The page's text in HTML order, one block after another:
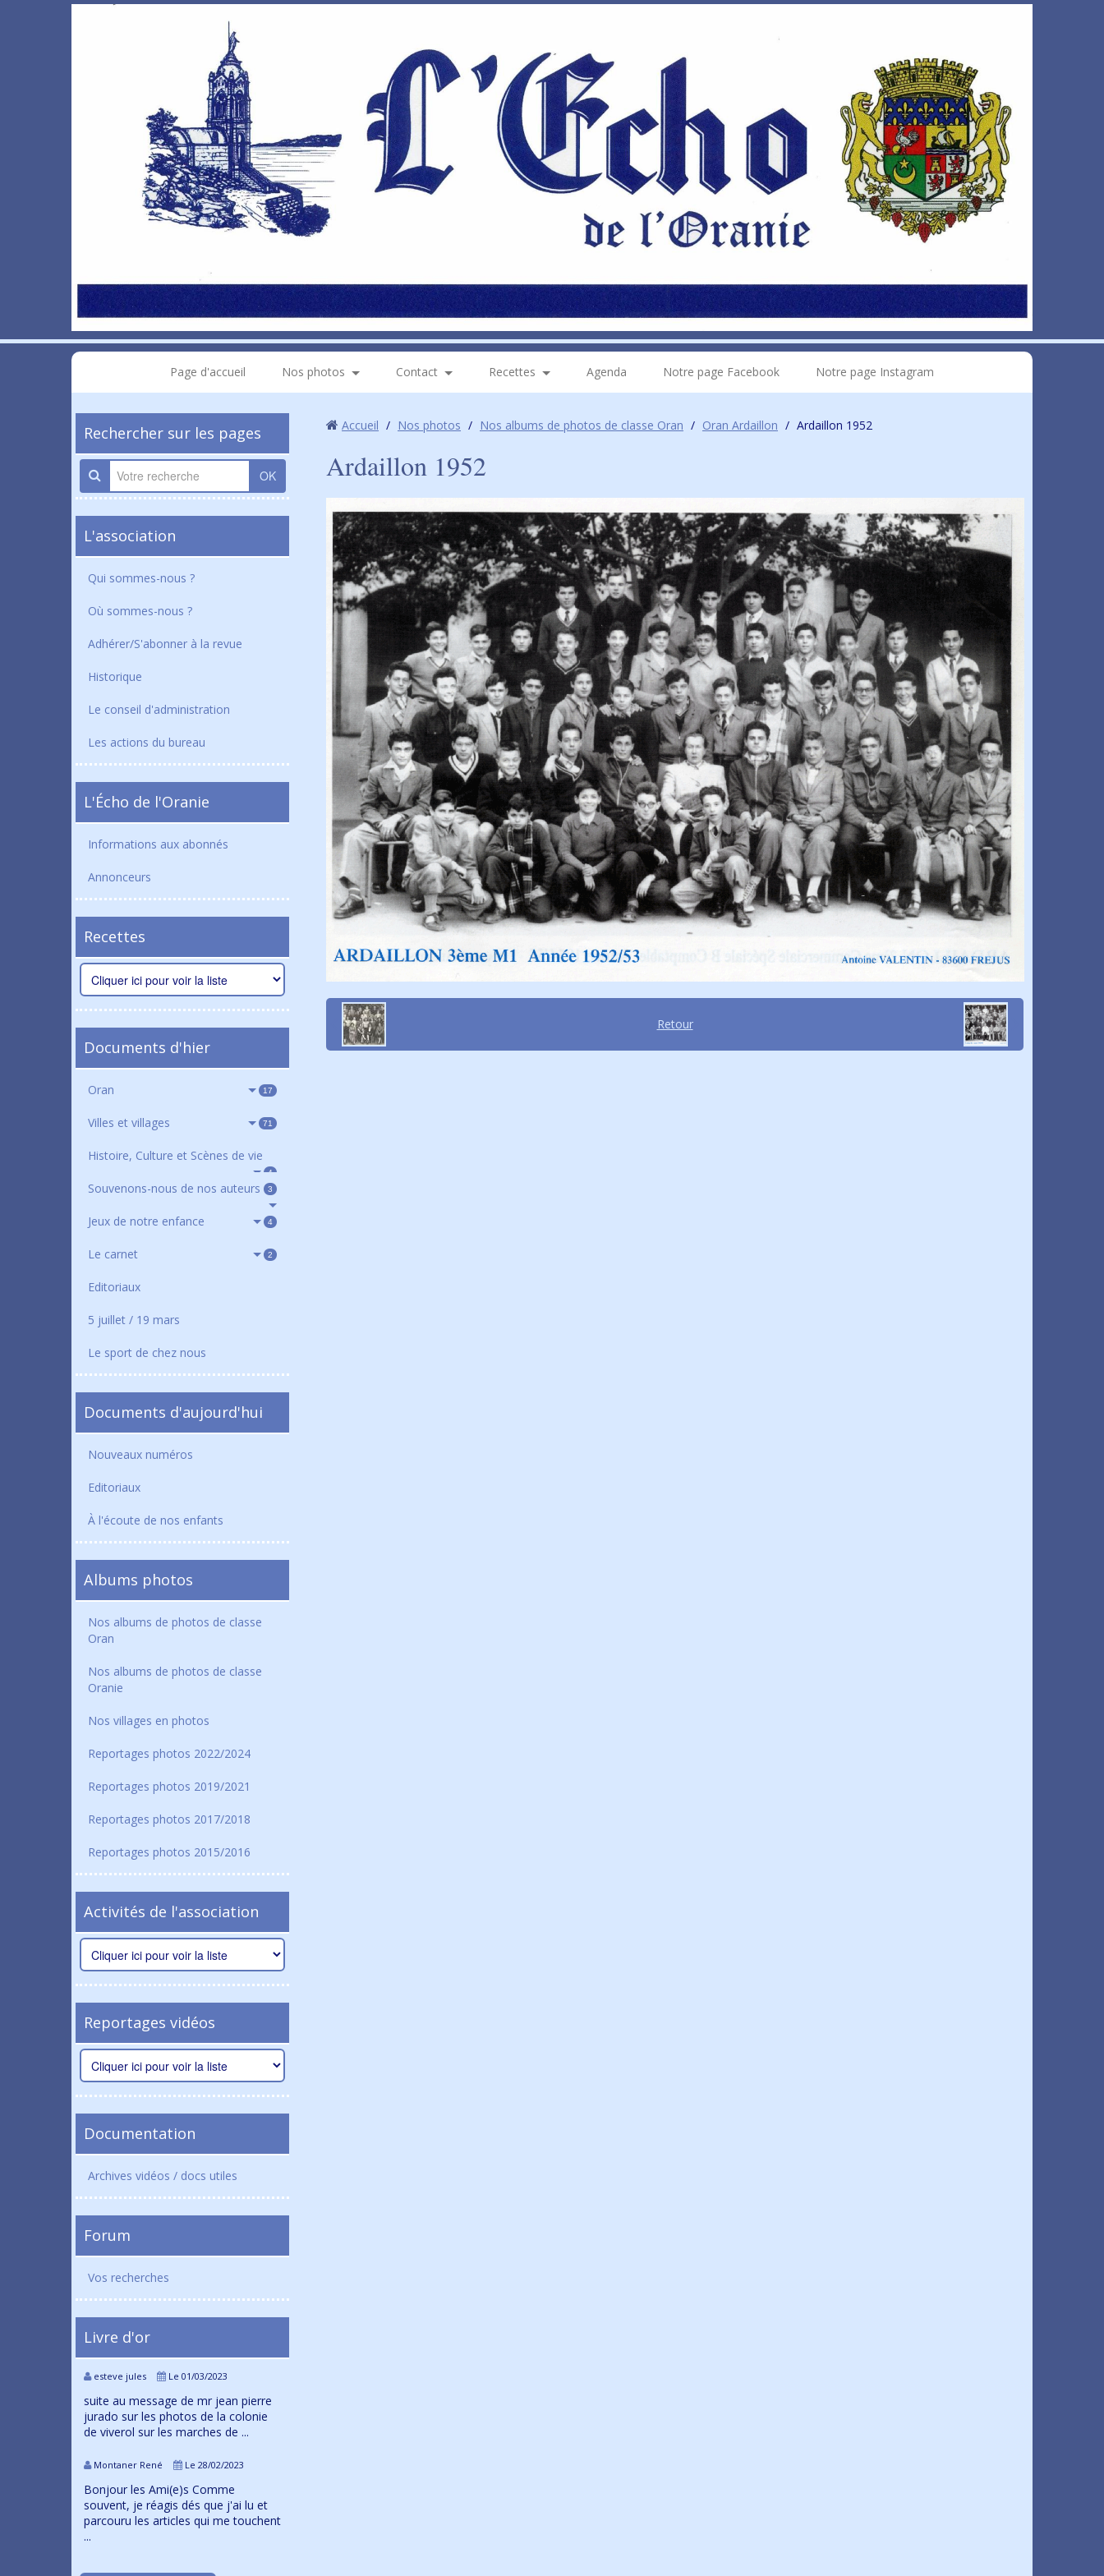
Page d'accueil Nos photos Contact Recettes Agenda Notre page Facebook Notre page Instagram
Rechercher sur les pages
OK
L'association
Qui sommes-nous ?
Où sommes-nous ?
Adhérer/S'abonner à la revue
Historique
Le conseil d'administration
Les actions du bureau
L'Écho de l'Oranie
Informations aux abonnés
Annonceurs
Recettes
Documents d'hier
Oran 17
Villes et villages 71
Histoire, Culture et Scènes de vie
4
Souvenons-nous de nos auteurs 3
Jeux de notre enfance 4
Le carnet 2
Editoriaux
5 juillet / 19 mars
Le sport de chez nous
Documents d'aujourd'hui
Nouveaux numéros
Editoriaux
À l'écoute de nos enfants
Albums photos
Nos albums de photos de classe
Oran
Nos albums de photos de classe
Oranie
Nos villages en photos
Reportages photos 2022/2024
Reportages photos 2019/2021
Reportages photos 2017/2018
Reportages photos 2015/2016
Activités de l'association
Reportages vidéos
Documentation
Archives vidéos / docs utiles
Forum
Vos recherches
Livre d'or
esteve jules Le 01/03/2023
suite au message de mr jean pierre
jurado sur les photos de la colonie
de viverol sur les marches de ...
Montaner René Le 28/02/2023
Bonjour les Ami(e)s Comme
souvent, je réagis dés que j'ai lu et
parcouru les articles qui me touchent
...
Accueil / Nos photos / Nos albums de photos de classe Oran / Oran Ardaillon / Ardaillon 1952
Ardaillon 1952
Retour